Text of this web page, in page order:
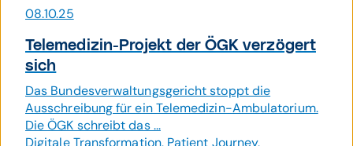
08.10.25
Tele­medizin-Projekt der ÖGK verzögert
sich
Das Bundesverwaltungsgericht stoppt die
Ausschreibung für ein Telemedizin-Ambulatorium.
Die ÖGK schreibt das ...
Digitale Transformation, Patient Journey,